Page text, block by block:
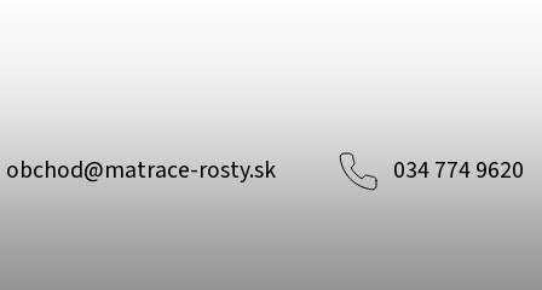
obchod@matrace-rosty.sk 034 774 9620